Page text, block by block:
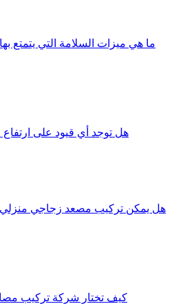
ما هي ميزات السلامة التي يتمتع
هل توجد أي قيود على
هل يمكن تركيب مصعد زجاجي منزلي
كيف تختار شركة تركيب